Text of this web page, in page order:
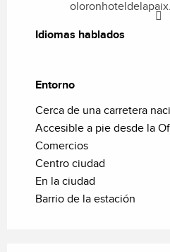
Idiomas hablados
Idiomas hablados
Entorno
Entorno
Cerca de una carretera
Accesible a pie desde la
Comercios
Centro ciudad
En la ciudad
Barrio de la estación